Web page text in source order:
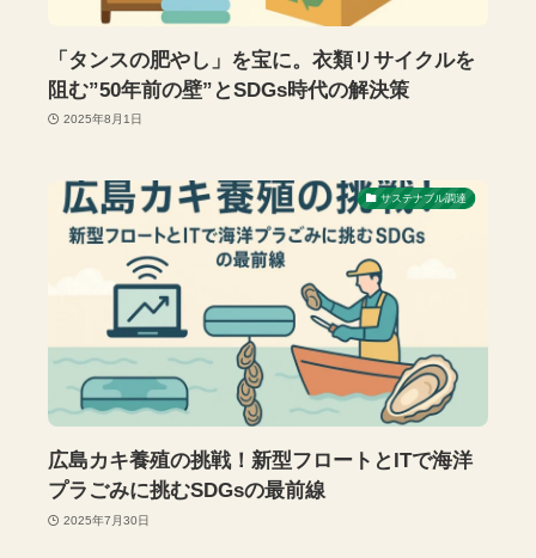
「タンスの肥やし」を宝に。衣類リサイクルを
阻む”50年前の壁”とSDGs時代の解決策
2025年8月1日
サステナブル調達
広島カキ養殖の挑戦！新型フロートとITで海洋
プラごみに挑むSDGsの最前線
2025年7月30日